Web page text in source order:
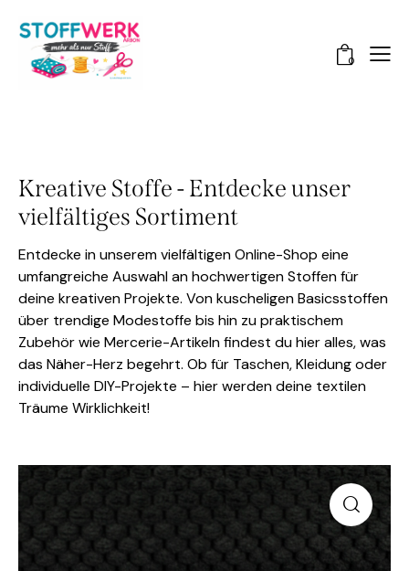
0
Kreative Stoffe - Entdecke unser
vielfältiges Sortiment
Entdecke in unserem vielfältigen Online-Shop eine
umfangreiche Auswahl an hochwertigen Stoffen für
deine kreativen Projekte. Von kuscheligen Basicsstoffen
über trendige Modestoffe bis hin zu praktischem
Zubehör wie Mercerie-Artikeln findest du hier alles, was
das Näher-Herz begehrt. Ob für Taschen, Kleidung oder
individuelle DIY-Projekte – hier werden deine textilen
Träume Wirklichkeit!